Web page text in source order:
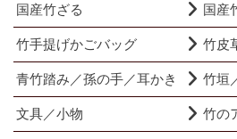
国産竹ざる 国産
竹手提げかごバッグ 竹皮
青竹踏み／孫の手／耳かき 竹垣
文具／小物 竹の